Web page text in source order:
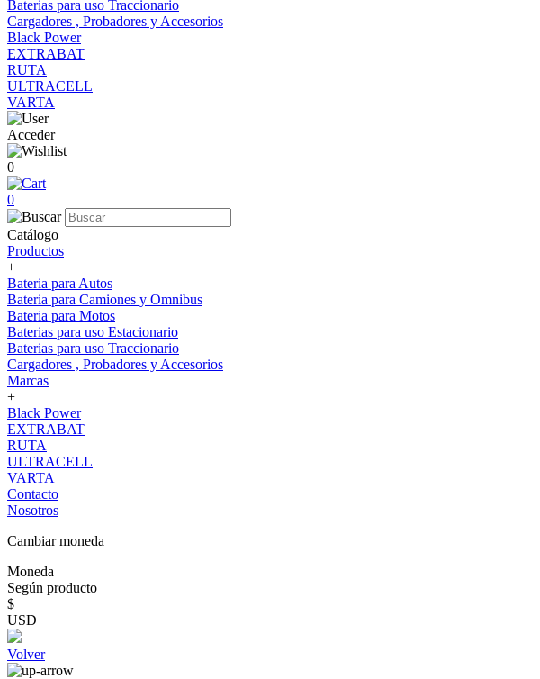
Baterias para uso Traccionario
Cargadores , Probadores y Accesorios
Black Power
EXTRABAT
RUTA
ULTRACELL
VARTA
Acceder
0
0
Catálogo
Productos
+
Bateria para Autos
Bateria para Camiones y Omnibus
Bateria para Motos
Baterias para uso Estacionario
Baterias para uso Traccionario
Cargadores , Probadores y Accesorios
Marcas
+
Black Power
EXTRABAT
RUTA
ULTRACELL
VARTA
Contacto
Nosotros
Cambiar moneda
Moneda
Según producto
$
USD
Volver